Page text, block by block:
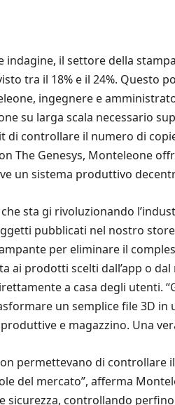
indagine, il settore della
tra il 18% e il 24%.
ingegnere e
su larga scala necessario
di controllare il numero di
The Genesys, Monteleone
un sistema produttivo
sta gi rivoluzionando
pubblicati nel nostro
per eliminare il
ai prodotti scelti dall’app o
a casa degli utenti.
un semplice file 3D
e magazzino. Una
permettevano di
del mercato”, afferma
sicurezza, controllando